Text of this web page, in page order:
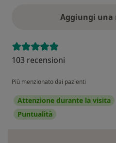
Aggiungi una
103 recensioni
Più menzionato dai pazienti
Attenzione durante la visita
Puntualità